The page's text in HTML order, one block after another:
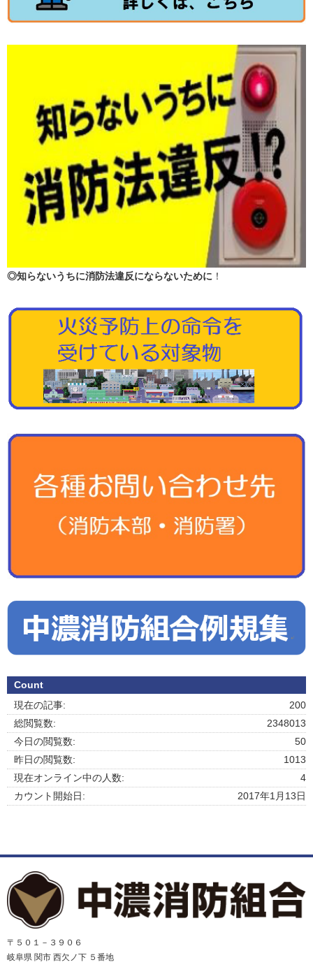
◎知らないうちに消防法違反にならないために ！
Count
200
現在の記事:
2348013
総閲覧数:
50
今日の閲覧数:
1013
昨日の閲覧数:
4
現在オンライン中の人数:
2017年1月13日
カウント開始日:
〒５０１－３９０６
岐阜県 関市 西欠ノ下 ５番地